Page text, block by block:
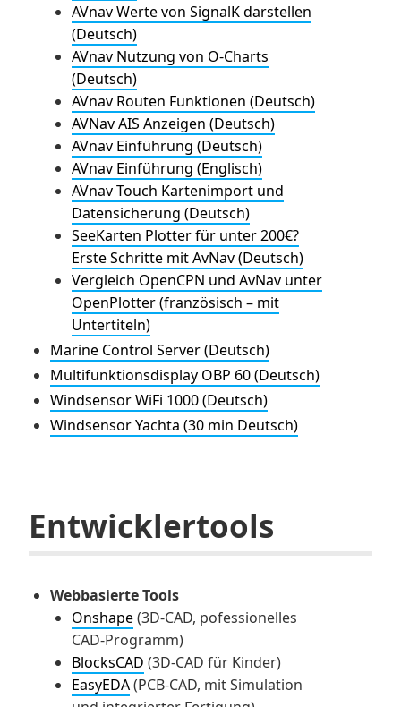
AVnav Werte von SignalK darstellen
(Deutsch)
AVnav Nutzung von O-Charts
(Deutsch)
AVnav Routen Funktionen (Deutsch)
AVNav AIS Anzeigen (Deutsch)
AVnav Einführung (Deutsch)
AVnav Einführung (Englisch)
AVnav Touch Kartenimport und
Datensicherung (Deutsch)
SeeKarten Plotter für unter 200€?
Erste Schritte mit AvNav (Deutsch)
Vergleich OpenCPN und AvNav unter
OpenPlotter (französisch – mit
Untertiteln)
Marine Control Server (Deutsch)
Multifunktionsdisplay OBP 60 (Deutsch)
Windsensor WiFi 1000 (Deutsch)
Windsensor Yachta (30 min Deutsch)
Entwicklertools
Webbasierte Tools
Onshape(3D-CAD, pofessionelles
CAD-Programm)
BlocksCAD (3D-CAD für Kinder)
EasyEDA(PCB-CAD, mit Simulation